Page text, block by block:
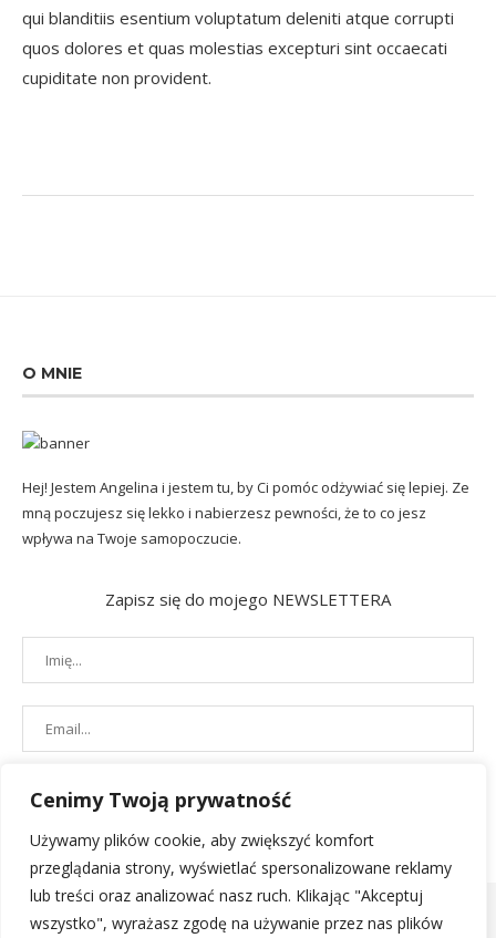
Cenimy Twoją prywatność
Używamy plików cookie, aby zwiększyć komfort
przeglądania strony, wyświetlać spersonalizowane reklamy
lub treści oraz analizować nasz ruch. Klikając "Akceptuj
wszystko", wyrażasz zgodę na używanie przez nas plików
qui blanditiis esentium voluptatum deleniti atque corrupti
quos dolores et quas molestias excepturi sint occaecati
cupiditate non provident.
O MNIE
Hej! Jestem Angelina i jestem tu, by Ci pomóc odżywiać się lepiej. Ze
mną poczujesz się lekko i nabierzesz pewności, że to co jesz
wpływa na Twoje samopoczucie.
Zapisz się do mojego NEWSLETTERA